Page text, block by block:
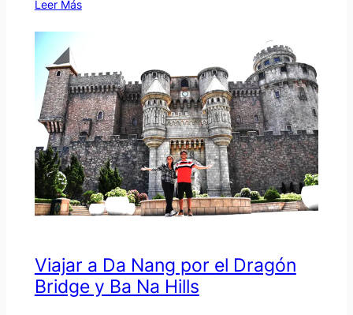
Leer Más
Viajar a Da Nang por el Dragón
Bridge y Ba Na Hills